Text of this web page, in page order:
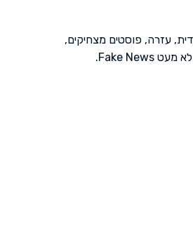
עזרה, פוסטים מצחיקים,
סרטונים חינוכיים, וסרטוני הדרכה, אבל לצד כל זאת יש גם לא מעט Fake News.